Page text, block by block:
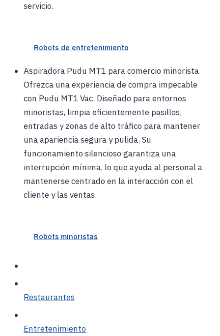
servicio.
Robots de entretenimiento
Aspiradora Pudu MT1 para comercio minorista
Ofrezca una experiencia de compra impecable
con Pudu MT1 Vac. Diseñado para entornos
minoristas, limpia eficientemente pasillos,
entradas y zonas de alto tráfico para mantener
una apariencia segura y pulida. Su
funcionamiento silencioso garantiza una
interrupción mínima, lo que ayuda al personal a
mantenerse centrado en la interacción con el
cliente y las ventas.
Robots minoristas
Restaurantes
Entretenimiento